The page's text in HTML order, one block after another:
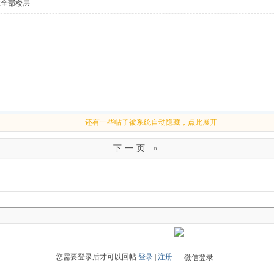
部楼层
还有一些帖子被系统自动隐藏，点此展开
下一页 »
您需要登录后才可以回帖 登录| 注册